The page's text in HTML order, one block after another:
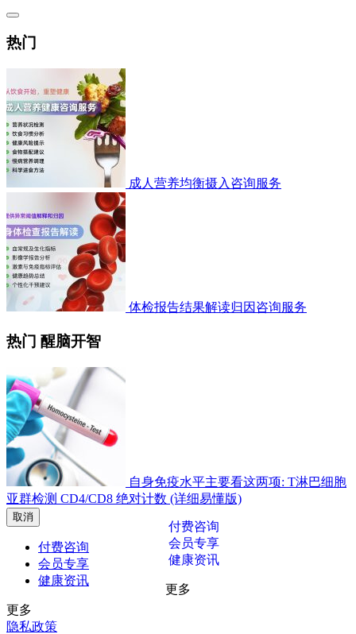
热门
成人营养均衡摄入咨询服务
体检报告结果解读归因咨询服务
热门 醒脑开智
自身免疫水平主要看这两项: T淋巴细胞
亚群检测 CD4/CD8 绝对计数 (详细易懂版)
取消
付费咨询
付费咨询
会员专享
会员专享
健康资讯
健康资讯
更多
更多
隐私政策